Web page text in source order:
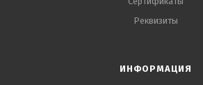
Реквизиты
ИНФОРМАЦИЯ